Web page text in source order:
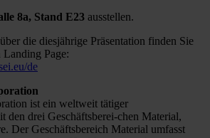
8a, Stand E23 ausstellen.
die diesjährige Präsentation finden Sie
Landing Page:
de
ist ein weltweit tätiger
den drei Geschäftsberei-chen Material,
Der Geschäftsbereich Material umfasst